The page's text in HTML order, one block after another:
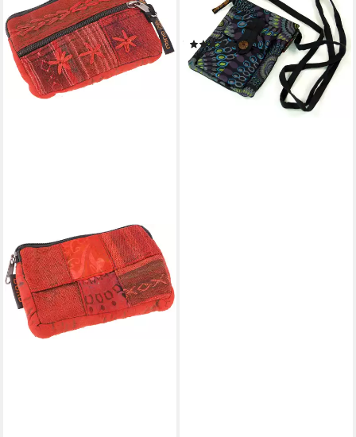
Geldbörse Brustbeutel, Boho
Geldbörse - schwarz
(4)
8,90 €
lieferbar - in 2-3 Werktagen bei dir